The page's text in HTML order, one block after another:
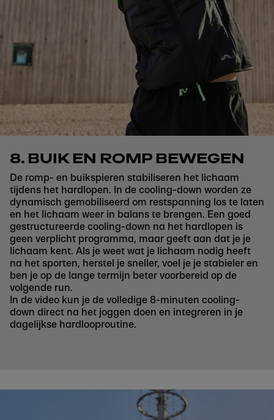
8. BUIK EN ROMP BEWEGEN
De romp- en buikspieren stabiliseren het lichaam
tijdens het hardlopen. In de cooling-down worden ze
dynamisch gemobiliseerd om restspanning los te laten
en het lichaam weer in balans te brengen. Een goed
gestructureerde cooling-down na het hardlopen is
geen verplicht programma, maar geeft aan dat je je
lichaam kent. Als je weet wat je lichaam nodig heeft
na het sporten, herstel je sneller, voel je je stabieler en
ben je op de lange termijn beter voorbereid op de
volgende run.
In de video kun je de volledige 8-minuten cooling-
down direct na het joggen doen en integreren in je
dagelijkse hardlooproutine.